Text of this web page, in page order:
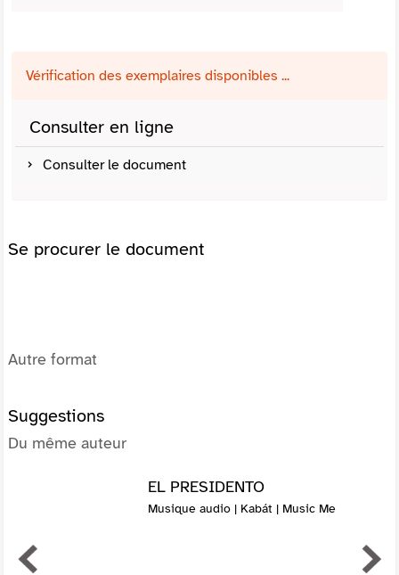
Vérification des exemplaires disponibles ...
Consulter en ligne
Consulter le document
Se procurer le document
Autre format
Suggestions
Du même auteur
EL PRESIDENTO
Musique audio | Kabát | Music Me